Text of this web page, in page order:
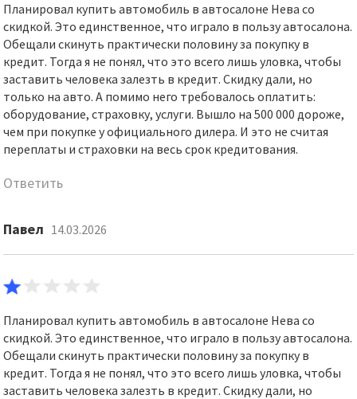
Планировал купить автомобиль в автосалоне Нева со
скидкой. Это единственное, что играло в пользу автосалона.
Обещали скинуть практически половину за покупку в
кредит. Тогда я не понял, что это всего лишь уловка, чтобы
заставить человека залезть в кредит. Скидку дали, но
только на авто. А помимо него требовалось оплатить:
оборудование, страховку, услуги. Вышло на 500 000 дороже,
чем при покупке у официального дилера. И это не считая
переплаты и страховки на весь срок кредитования.
Ответить
Павел 14.03.2026
Планировал купить автомобиль в автосалоне Нева со
скидкой. Это единственное, что играло в пользу автосалона.
Обещали скинуть практически половину за покупку в
кредит. Тогда я не понял, что это всего лишь уловка, чтобы
заставить человека залезть в кредит. Скидку дали, но